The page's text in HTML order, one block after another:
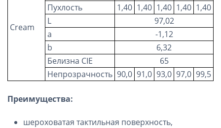
Cream
Пухлость
1,40 1,40 1,40 1,40 1,40
L
97,02
a
-1,12
b
6,32
Белизна CIE
65
Непрозрачность 90,0 91,0 93,0 97,0 99,5
Преимущества:
шероховатая тактильная поверхность,